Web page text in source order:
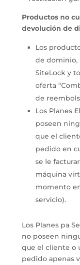
Productos no
devolución de
Los
de dominio,
SiteLock y
oferta
de
Los Planes
poseen
que el
pedido en
se le
máquina
momento
servicio).
Los Planes pa
no poseen
que el cliente o
pedido apenas